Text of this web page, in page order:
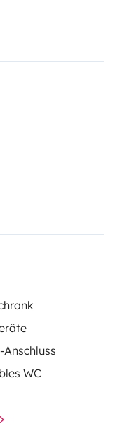
for outside.
Anschluss
WC